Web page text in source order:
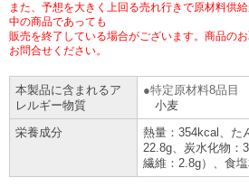
ファクス
チケット
プリペイドサービス
スポーツ振興くじ
ご利用可能なお支払い方法
スマホプリペイド
レジでApple Accountにチャージ
イープラス
JTB
セブンネットショッピング
沿革
国内店舗数
売上高、店舗数推移
セブン‐イレブンの海外事業
GREEN CHALLENGE 2050
4VISIONS
サステナビリティニュース
サステナビリティレポート
お問い合わせ
Language
English (Corporate)
English (Services)
简体中文(服务)
また、予想を大きく上回る売れ行きで原材料供
中の商品であっても
販売を終了している場合がございます。商品の
お問合せください。
本製品に含まれるア
レルギー物質
特定原材料8品目
小麦
栄養成分
熱量：354kcal、た
22.8g、炭水化物：
繊維：2.8g）、食